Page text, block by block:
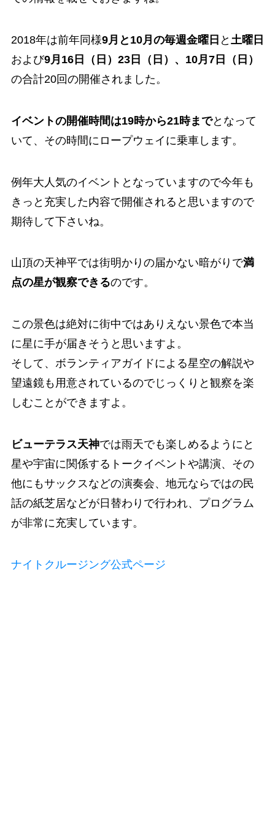
2018年は前年同様9月と10月の毎週金曜日 と 土曜日
および9月16日（日）23日（日）、10月7日（日）
の合計20回の開催されました。
イベントの開催時間は19時から21時までとなって
いて、その時間にロープウェイに乗車します。
例年大人気のイベントとなっていますので今年も
きっと充実した内容で開催されると思いますので
期待して下さいね。
山頂の天神平では街明かりの届かない暗がりで満
点の星が観察できるのです。
この景色は絶対に街中ではありえない景色で本当
に星に手が届きそうと思いますよ。
そして、ボランティアガイドによる星空の解説や
望遠鏡も用意されているのでじっくりと観察を楽
しむことができますよ。
ビューテラス天神では雨天でも楽しめるようにと
星や宇宙に関係するトークイベントや講演、その
他にもサックスなどの演奏会、地元ならではの民
話の紙芝居などが日替わりで行われ、プログラム
が非常に充実しています。
ナイトクルージング公式ページ